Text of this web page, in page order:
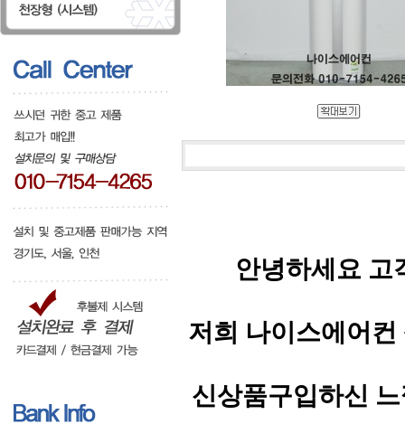
안녕하세요
저희 나이스에어
신상품구입하신